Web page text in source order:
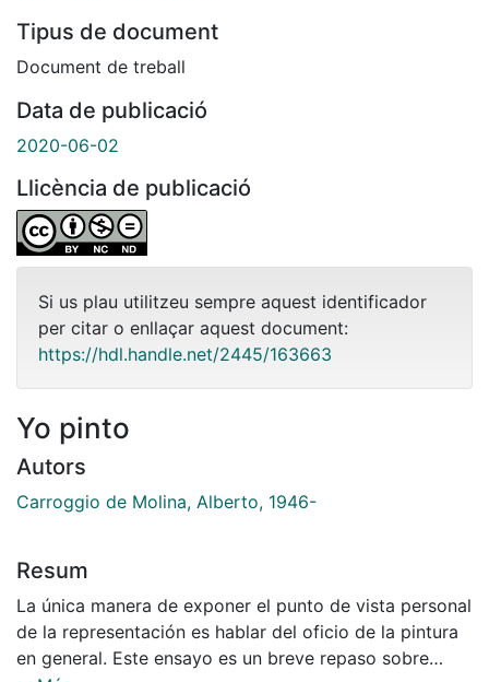
Tipus de document
Document de treball
Data de publicació
2020-06-02
Llicència de publicació
Si us plau utilitzeu sempre aquest identificador
per citar o enllaçar aquest document:
https://hdl.handle.net/2445/163663
Yo pinto
Autors
Carroggio de Molina, Alberto, 1946-
Resum
La única manera de exponer el punto de vista personal
de la representación es hablar del oficio de la pintura
en general. Este ensayo es un breve repaso sobre